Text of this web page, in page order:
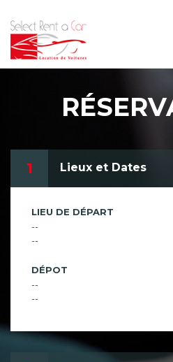
1 Lieux et Dates
LIEU DE DÉPART
--
--
DÉPOT
--
--